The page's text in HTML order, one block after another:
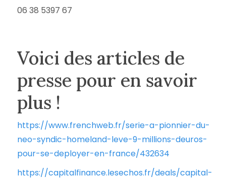
06 38 5397 67
Voici des articles de
presse pour en savoir
plus !
https://www.frenchweb.fr/serie-a-pionnier-du-
neo-syndic-homeland-leve-9-millions-deuros-
pour-se-deployer-en-france/432634
https://capitalfinance.lesechos.fr/deals/capital-